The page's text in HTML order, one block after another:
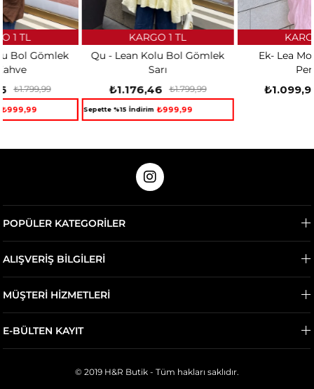
Qu - Lean Kolu Bol Gömlek
₺1.176,46 ₺1.799,99
Sepette %15 İndirim ₺999,99
Ek- Lea Modal Gömlek
₺1.099,99 ₺1.999,99
POPÜLER KATEGORİLER
ALIŞVERİŞ BİLGİLERİ
MÜŞTERİ HİZMETLERİ
E-BÜLTEN KAYIT
© 2019 H&R Butik - Tüm hakları saklıdır.